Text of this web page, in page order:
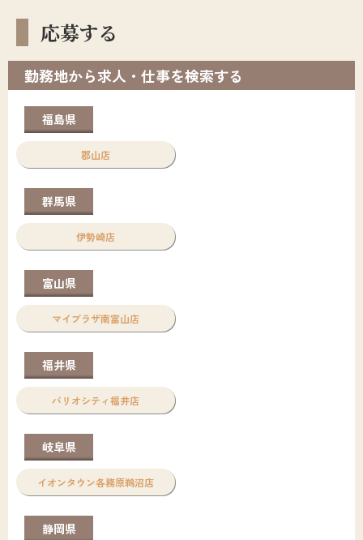
応募する
勤務地から求人・仕事を検索する
福島県
郡山店
群馬県
伊勢崎店
富山県
マイプラザ南富山店
福井県
パリオシティ福井店
岐阜県
イオンタウン各務原鵜沼店
静岡県